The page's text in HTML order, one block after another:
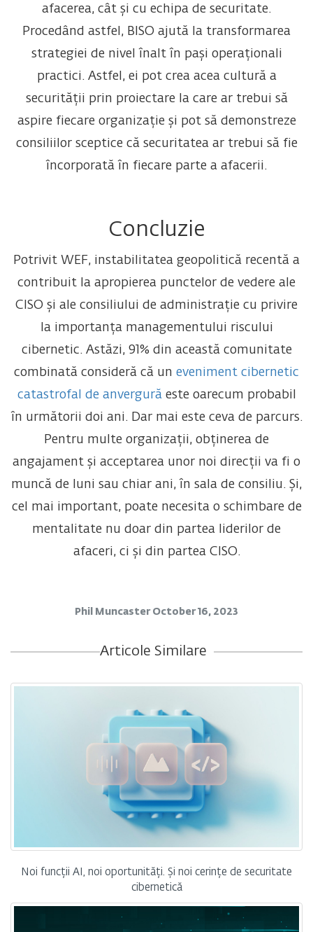
afacerea, cât și cu echipa de securitate.
Procedând astfel, BISO ajută la transformarea
strategiei de nivel înalt în pași operaționali
practici. Astfel, ei pot crea acea cultură a
securității prin proiectare la care ar trebui să
aspire fiecare organizație și pot să demonstreze
consiliilor sceptice că securitatea ar trebui să fie
încorporată în fiecare parte a afacerii.
Concluzie
Potrivit WEF, instabilitatea geopolitică recentă a
contribuit la apropierea punctelor de vedere ale
CISO și ale consiliului de administrație cu privire
la importanța managementului riscului
cibernetic. Astăzi, 91% din această comunitate
combinată consideră că un eveniment cibernetic
catastrofal de anvergurăeste oarecum probabil
în următorii doi ani. Dar mai este ceva de parcurs.
Pentru multe organizații, obținerea de
angajament și acceptarea unor noi direcții va fi o
muncă de luni sau chiar ani, în sala de consiliu. Și,
cel mai important, poate necesita o schimbare de
mentalitate nu doar din partea liderilor de
afaceri, ci și din partea CISO.
Phil Muncaster October 16, 2023
Articole Similare
Noi funcții AI, noi oportunități. Și noi cerințe de securitate
cibernetică